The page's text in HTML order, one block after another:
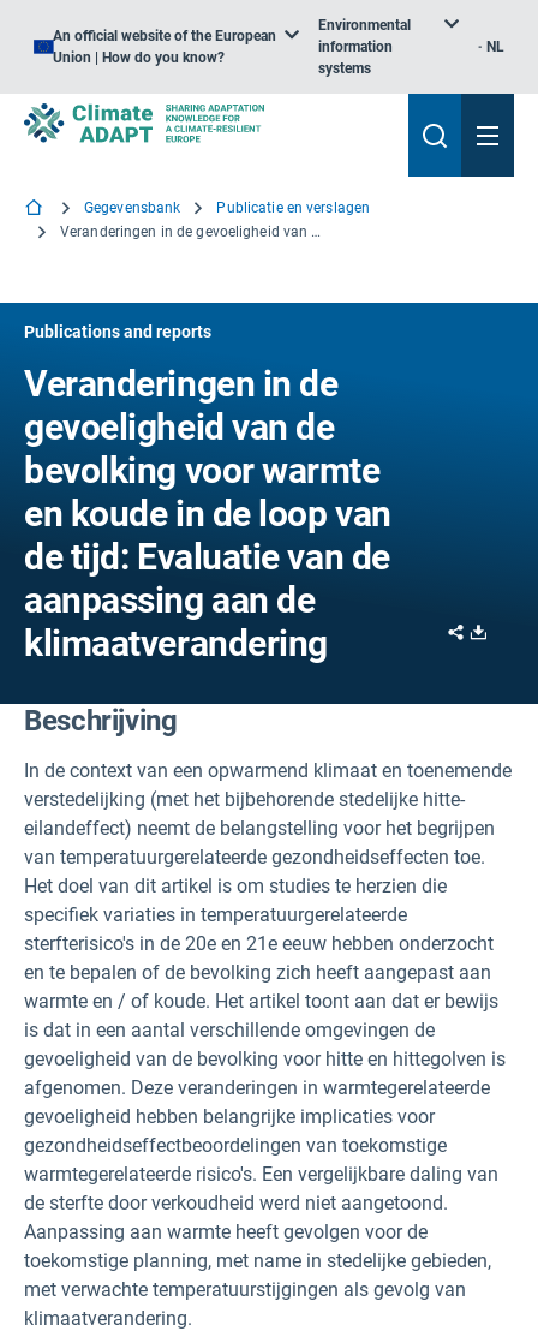
An official website of the European
Union | How do you know?
Environmental
information
systems
NL
Gegevensbank
Publicatie en verslagen
Veranderingen in de gevoeligheid van de bevolking voor warmte en koude in de loop van de tijd: Evaluatie van de aanpassing aan de klimaatverandering
Publications and reports
Veranderingen in de
gevoeligheid van de
bevolking voor warmte
en koude in de loop van
de tijd: Evaluatie van de
aanpassing aan de
klimaatverandering
Share
Beschrijving
In de context van een opwarmend klimaat en toenemende
verstedelijking (met het bijbehorende stedelijke hitte-
eilandeffect) neemt de belangstelling voor het begrijpen
van temperatuurgerelateerde gezondheidseffecten toe.
Het doel van dit artikel is om studies te herzien die
specifiek variaties in temperatuurgerelateerde
sterfterisico's in de 20e en 21e eeuw hebben onderzocht
en te bepalen of de bevolking zich heeft aangepast aan
warmte en / of koude. Het artikel toont aan dat er bewijs
is dat in een aantal verschillende omgevingen de
gevoeligheid van de bevolking voor hitte en hittegolven is
afgenomen. Deze veranderingen in warmtegerelateerde
gevoeligheid hebben belangrijke implicaties voor
gezondheidseffectbeoordelingen van toekomstige
warmtegerelateerde risico's. Een vergelijkbare daling van
de sterfte door verkoudheid werd niet aangetoond.
Aanpassing aan warmte heeft gevolgen voor de
toekomstige planning, met name in stedelijke gebieden,
met verwachte temperatuurstijgingen als gevolg van
klimaatverandering.